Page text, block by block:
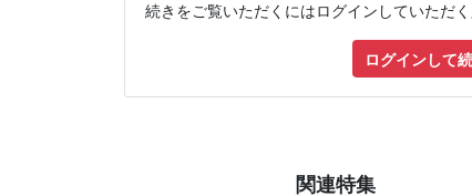
続きをご覧いただくにはログインしていただく
ログインして
関連特集